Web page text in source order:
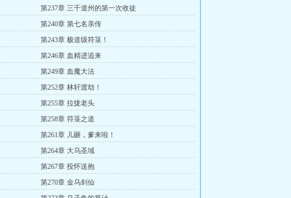
第237章 三千道州的第一次收徒
第240章 第七名亲传
第243章 极道级符箓！
第246章 血精进追来
第249章 血魔大法
第252章 林轩渡劫！
第255章 拉拢老头
第258章 符箓之道
第261章 儿砸，爹来啦！
第264章 大乌圣域
第267章 投怀送抱
第270章 金乌剑仙